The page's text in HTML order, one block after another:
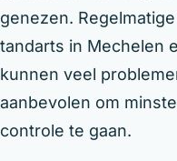
genezen.
tandarts in Mechelen
kunnen veel
aanbevolen om
controle te gaan.